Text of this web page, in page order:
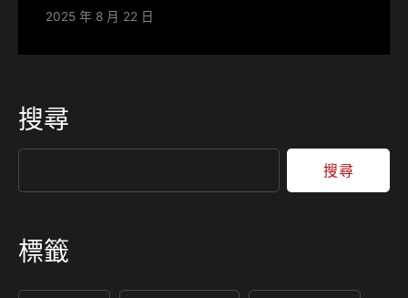
2025 年 8 月 22 日
搜尋
搜尋
標籤